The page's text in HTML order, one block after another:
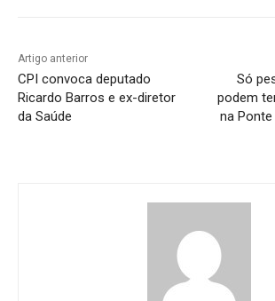
Artigo anterior
CPI convoca deputado
Ricardo Barros e ex-diretor
da Saúde
Só
podem
na Ponte